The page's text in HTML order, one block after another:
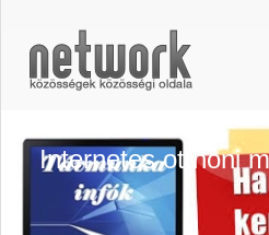
Internetes otthoni